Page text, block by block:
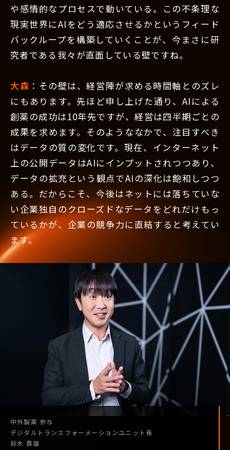
や感情的なプロセスで動いている。この不条理な
現実世界にAIをどう適応させるかというフィード
バックループを構築していくことが、今まさに研
究者である我々が直面している壁ですね。
大森 ：その壁は、経営陣が求める時間軸とのズレ
にもあります。先ほど申し上げた通り、AIによる
創薬の成功は10年先ですが、経営は四半期ごとの
成果を求めます。そのようななかで、注目すべき
はデータの質の変化です。現在、インターネット
上の公開データはAIにインプットされつつあり、
データの拡充という観点でAIの深化は飽和しつつ
ある。だからこそ、今後はネットには落ちていな
い企業独自のクローズドなデータをどれだけもっ
ているかが、企業の競争力に直結すると考えてい
ます。
中外製薬 参与
デジタル トランスフォーメーションユニット長
鈴木 貴雄